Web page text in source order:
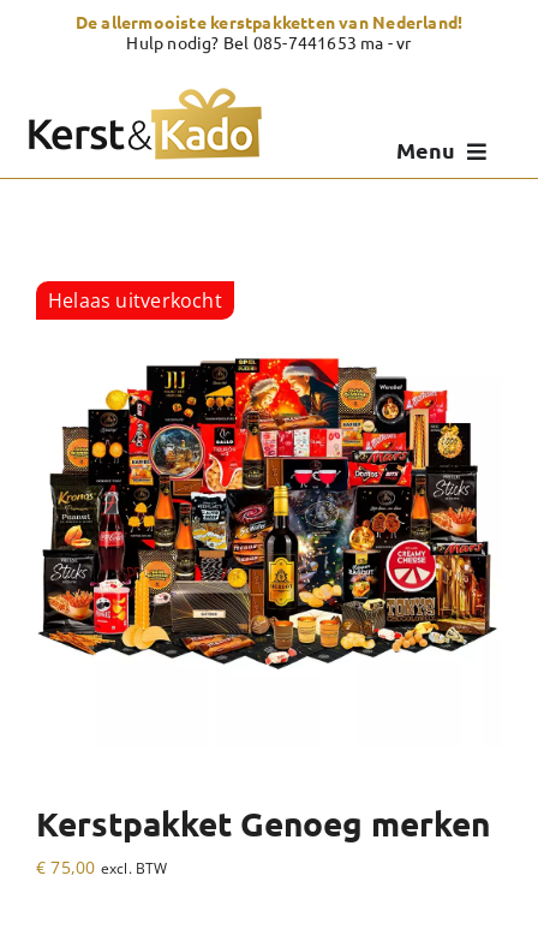
De allermooiste kerstpakketten van Nederland!
Hulp nodig? Bel 085-7441653 ma - vr
Menu
Showroom
Over Kerst & Kado
Helaas uitverkocht
Kerstpakket Genoeg merken
€ 75,00 excl. BTW